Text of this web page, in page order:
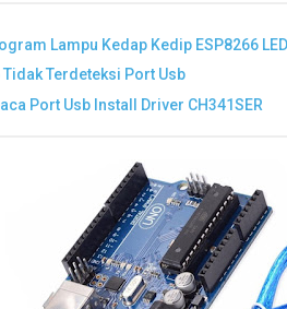
Lampu Kedap Kedip ESP8266
Terdeteksi Port Usb
Port Usb Install Driver CH341SER